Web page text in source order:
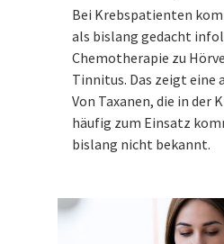
Bei Krebspatienten
als bislang gedacht
Chemotherapie zu
Tinnitus. Das zeigt eine
Von Taxanen, die in der
häufig zum Einsatz
bislang nicht bekannt.